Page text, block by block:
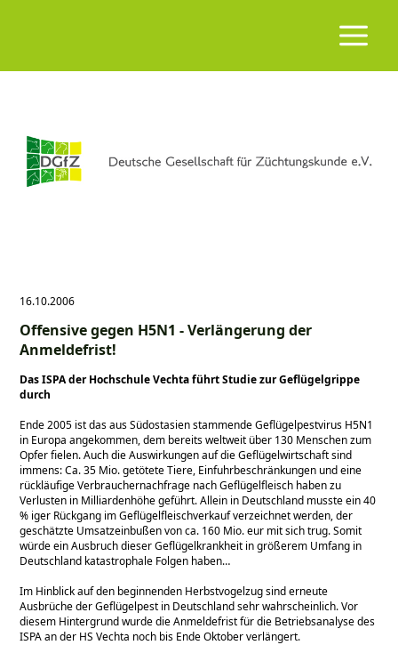
16.10.2006
Offensive gegen H5N1 - Verlängerung der
Anmeldefrist!
Das ISPA der Hochschule Vechta führt Studie zur Geflügelgrippe
durch
Ende 2005 ist das aus Südostasien stammende Geflügelpestvirus H5N1
in Europa angekommen, dem bereits weltweit über 130 Menschen zum
Opfer fielen. Auch die Auswirkungen auf die Geflügelwirtschaft sind
immens: Ca. 35 Mio. getötete Tiere, Einfuhrbeschränkungen und eine
rückläufige Verbrauchernachfrage nach Geflügelfleisch haben zu
Verlusten in Milliardenhöhe geführt. Allein in Deutschland musste ein 40
% iger Rückgang im Geflügelfleischverkauf verzeichnet werden, der
geschätzte Umsatzeinbußen von ca. 160 Mio. eur mit sich trug. Somit
würde ein Ausbruch dieser Geflügelkrankheit in größerem Umfang in
Deutschland katastrophale Folgen haben…
Im Hinblick auf den beginnenden Herbstvogelzug sind erneute
Ausbrüche der Geflügelpest in Deutschland sehr wahrscheinlich. Vor
diesem Hintergrund wurde die Anmeldefrist für die Betriebsanalyse des
ISPA an der HS Vechta noch bis Ende Oktober verlängert.